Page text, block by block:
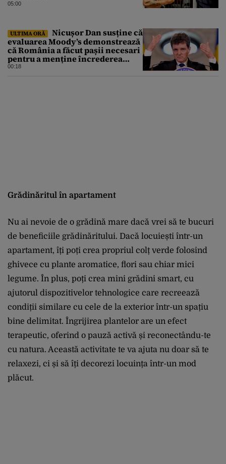
05:00
ULTIMA ORĂ
Nicușor Dan susține că
evaluarea Moody’s demonstrează
că România a făcut pașii necesari
pentru a menține încrederea
investitorilor: „Totuși,
00:18
Grădinăritul în apartament
Nu ai nevoie de o grădină mare dacă vrei să te bucuri
de beneficiile grădinăritului. Dacă locuiești într-un
apartament, îți poți crea propriul colț verde folosind
ghivece cu plante aromatice, flori sau chiar mici
legume. În plus, poți crea mini grădini smart, cu
ajutorul dispozitivelor tehnologice care recreează
condiții similare cu cele de la exterior într-un spațiu
bine delimitat. Îngrijirea plantelor are un efect
terapeutic, oferind o pauză activă și reconectându-te
cu natura. Această activitate te va ajuta nu doar să te
relaxezi, ci și să îți decorezi locuința într-un mod
plăcut.